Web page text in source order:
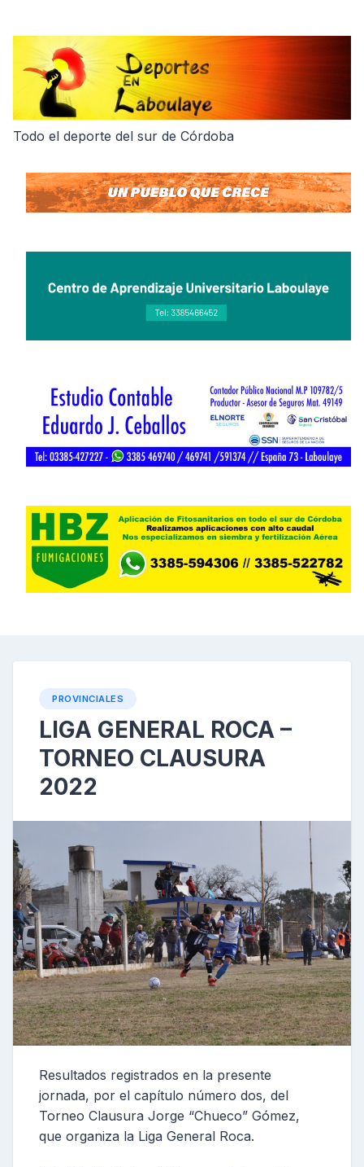
Todo el deporte del sur de Córdoba
PROVINCIALES
LIGA GENERAL ROCA –
TORNEO CLAUSURA
2022
Resultados registrados en la presente
jornada, por el capítulo número dos, del
Torneo Clausura Jorge “Chueco” Gómez,
que organiza la Liga General Roca.